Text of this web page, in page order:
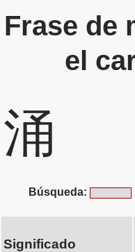
Frase de
el
涌
Búsqueda:
Significado